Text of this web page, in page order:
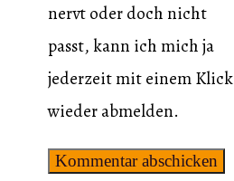
nervt oder doch nicht
passt, kann ich mich ja
jederzeit mit einem Klick
wieder abmelden.